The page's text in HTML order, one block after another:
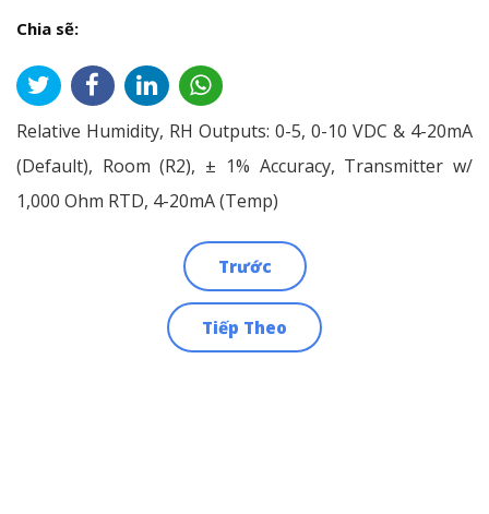
Chia sẽ:
Relative Humidity, RH Outputs: 0-5, 0-10 VDC & 4-20mA
(Default), Room (R2), ± 1% Accuracy, Transmitter w/
1,000 Ohm RTD, 4-20mA (Temp)
Trước
Tiếp Theo